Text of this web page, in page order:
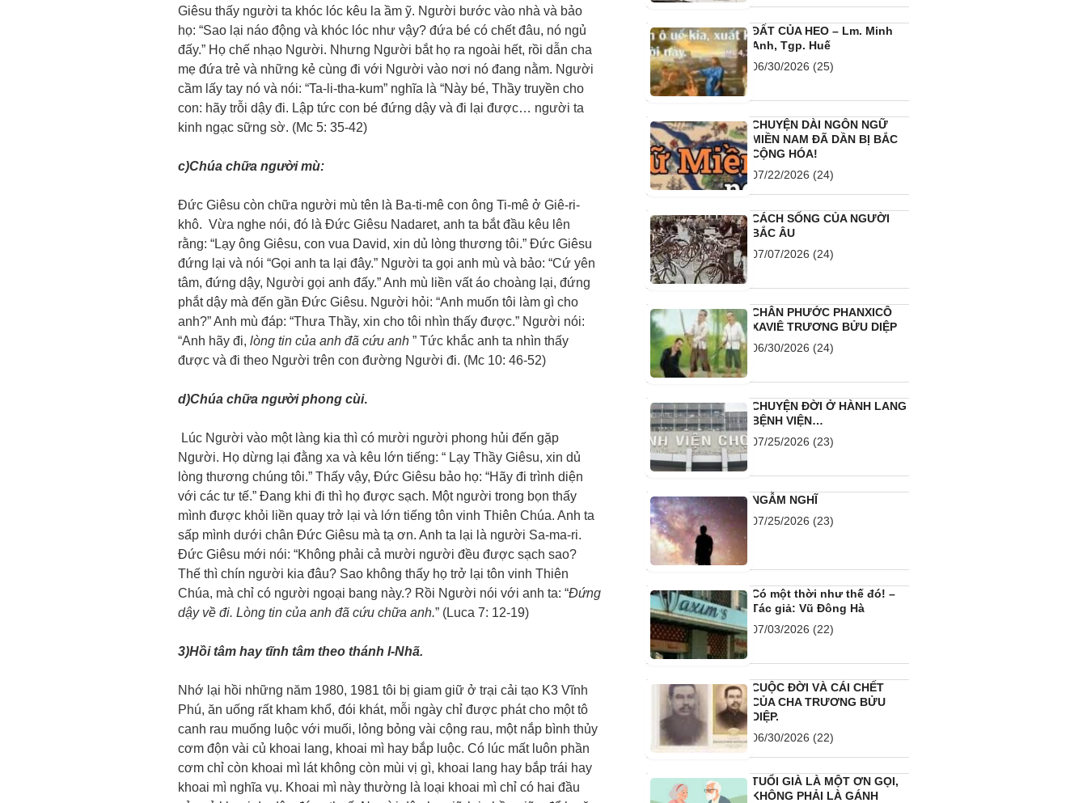
Giêsu thấy người ta khóc lóc kêu la ầm ỹ. Người bước vào nhà và bảo
họ: “Sao lại náo động và khóc lóc như vậy? đứa bé có chết đâu, nó ngủ
đấy.” Họ chế nhạo Người. Nhưng Người bắt họ ra ngoài hết, rồi dẫn cha
mẹ đứa trẻ và những kẻ cùng đi với Người vào nơi nó đang nằm. Người
cầm lấy tay nó và nói: “Ta-li-tha-kum” nghĩa là “Này bé, Thầy truyền cho
con: hãy trỗi dậy đi. Lập tức con bé đứng dậy và đi lại được… người ta
kinh ngạc sững sờ. (Mc 5: 35-42)
c)Chúa chữa người mù:
Đức Giêsu còn chữa người mù tên là Ba-ti-mê con ông Ti-mê ở Giê-ri-
khô. Vừa nghe nói, đó là Đức Giêsu Nadaret, anh ta bắt đầu kêu lên
rằng: “Lạy ông Giêsu, con vua David, xin dủ lòng thương tôi.” Đức Giêsu
đứng lại và nói “Gọi anh ta lại đây.” Người ta gọi anh mù và bảo: “Cứ yên
tâm, đứng dậy, Người gọi anh đấy.” Anh mù liền vất áo choàng lại, đứng
phắt dậy mà đến gần Đức Giêsu. Người hỏi: “Anh muốn tôi làm gì cho
anh?” Anh mù đáp: “Thưa Thầy, xin cho tôi nhìn thấy được.” Người nói:
“Anh hãy đi, lòng tin của anh đã cứu anh ” Tức khắc anh ta nhìn thấy
được và đi theo Người trên con đường Người đi. (Mc 10: 46-52)
d)Chúa chữa người phong cùi.
Lúc Người vào một làng kia thì có mười người phong hủi đến gặp
Người. Họ dừng lại đằng xa và kêu lớn tiếng: “ Lạy Thầy Giêsu, xin dủ
lòng thương chúng tôi.” Thấy vậy, Đức Giêsu bảo họ: “Hãy đi trình diện
với các tư tế.” Đang khi đi thì họ được sạch. Một người trong bọn thấy
mình được khỏi liền quay trở lại và lớn tiếng tôn vinh Thiên Chúa. Anh ta
sấp mình dưới chân Đức Giêsu mà tạ ơn. Anh ta lại là người Sa-ma-ri.
Đức Giêsu mới nói: “Không phải cả mười người đều được sạch sao?
Thế thì chín người kia đâu? Sao không thấy họ trở lại tôn vinh Thiên
Chúa, mà chỉ có người ngoại bang này.? Rồi Người nói với anh ta: “Đứng
dậy về đi. Lòng tin của anh đã cứu chữa anh.” (Luca 7: 12-19)
3)Hồi tâm hay tĩnh tâm theo thánh I-Nhã.
Nhớ lại hồi những năm 1980, 1981 tôi bị giam giữ ở trại cải tạo K3 Vĩnh
Phú, ăn uống rất kham khổ, đói khát, mỗi ngày chỉ được phát cho một tô
canh rau muống luộc với muối, lỏng bỏng vài cộng rau, một nắp bình thủy
cơm độn vài củ khoai lang, khoai mì hay bắp luộc. Có lúc mất luôn phần
cơm chỉ còn khoai mì lát không còn mùi vị gì, khoai lang hay bắp trái hay
khoai mì nghĩa vụ. Khoai mì này thường là loại khoai mì chỉ có hai đầu
ĐẤT CỦA HEO – Lm. Minh
Anh, Tgp. Huế
06/30/2026 (25)
CHUYỆN DÀI NGÔN NGỮ
MIỀN NAM ĐÃ DẦN BỊ BẮC
CỘNG HÓA!
07/22/2026 (24)
CÁCH SỐNG CỦA NGƯỜI
BẮC ÂU
07/07/2026 (24)
CHÂN PHƯỚC PHANXICÔ
XAVIÊ TRƯƠNG BỬU DIỆP
06/30/2026 (24)
CHUYỆN ĐỜI Ở HÀNH LANG
BỆNH VIỆN…
07/25/2026 (23)
NGẪM NGHĨ
07/25/2026 (23)
Có một thời như thế đó! –
Tác giả: Vũ Đông Hà
07/03/2026 (22)
CUỘC ĐỜI VÀ CÁI CHẾT
CỦA CHA TRƯƠNG BỬU
DIỆP.
06/30/2026 (22)
TUỔI GIÀ LÀ MỘT ƠN GỌI,
KHÔNG PHẢI LÀ GÁNH